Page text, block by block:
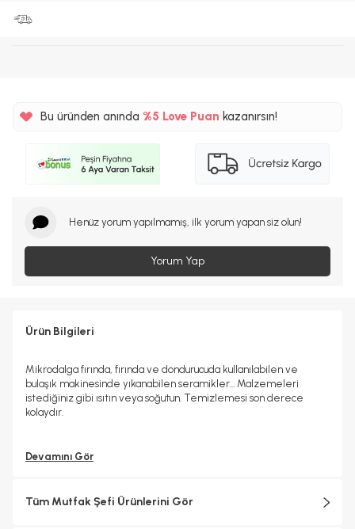
Bu üründen anında %5
%5
Love Puan kazanırsın!
Henüz yorum yapılmamış, ilk yorum yapan siz olun!
Yorum Yap
Ürün Bilgileri
Mikrodalga fırında, fırında ve dondurucuda kullanılabilen ve
bulaşık makinesinde yıkanabilen seramikler... Malzemeleri
istediğiniz gibi ısıtın veya soğutun. Temizlemesi son derece
kolaydır.
Devamını Gör
Tüm Mutfak Şefi Ürünlerini Gör